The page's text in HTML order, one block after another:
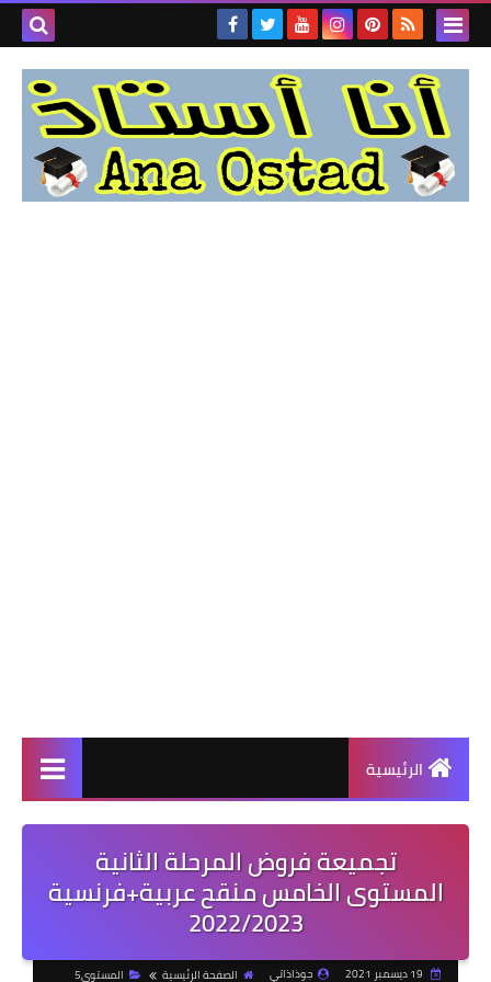
الرئيسية
تجميعة فروض المرحلة الثانية
المستوى الخامس منقح عربية+فرنسية
2022/2023
جوذاذاتي الصفحة الرئيسية المستوى5